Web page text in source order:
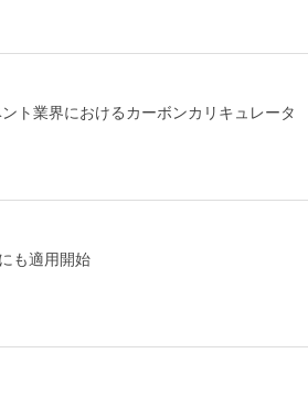
ト業界におけるカーボンカリキュレータ
も適用開始